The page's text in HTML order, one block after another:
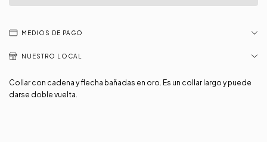
MEDIOS DE PAGO
NUESTRO LOCAL
Collar con cadena y flecha bañadas en oro. Es un collar largo y puede
darse doble vuelta.